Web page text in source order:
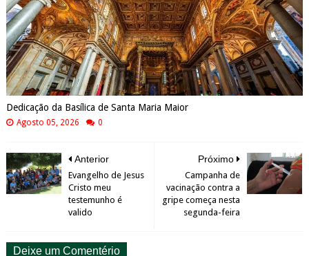
Dedicação da Basílica de Santa Maria Maior
Agosto 05, 2026 0
Próximo
Campanha de
vacinação contra a
gripe começa nesta
segunda-feira
Anterior
Evangelho de Jesus
Cristo meu
testemunho é
valido
Deixe um Comentério